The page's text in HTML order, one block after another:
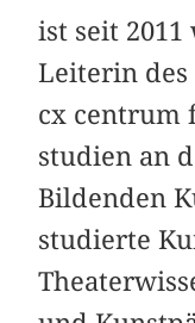
ist seit
Leiterin des
cx centrum
studien an
Bildenden
studierte